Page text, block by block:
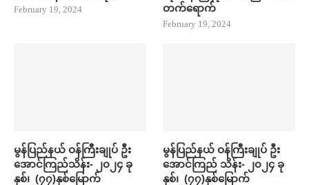
February 19, 2024
တက်​ရောက်
February 19, 2024
မွန်ပြည်နယ် ဝန်ကြီးချုပ် ဦး
အောင်ကြည်သိန်း- ၂၀၂၄ ခု
နှစ်၊ (၇၇)နှစ်မြောက်
မွန်ပြည်နယ် ဝန်ကြီးချုပ် ဦး
အောင်ကြည် သိန်း- ၂၀၂၄ ခု
နှစ်၊ (၇၇)နှစ်မြောက်